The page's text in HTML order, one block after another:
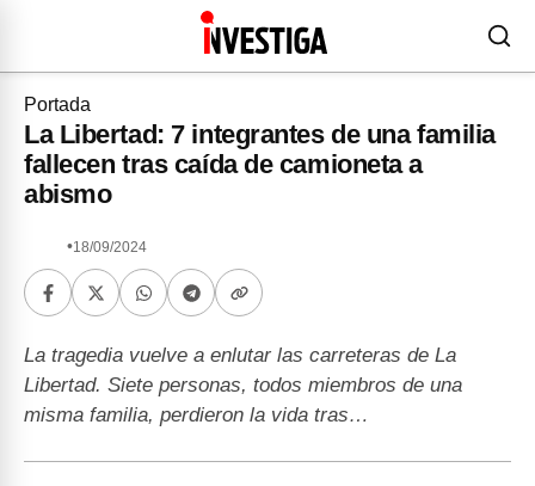
Portada
La Libertad: 7 integrantes de una familia
fallecen tras caída de camioneta a
abismo
•18/09/2024
La tragedia vuelve a enlutar las carreteras de La
Libertad. Siete personas, todos miembros de una
misma familia, perdieron la vida tras…